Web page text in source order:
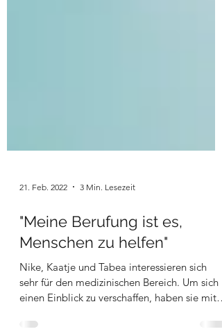
21. Feb. 2022 3 Min. Lesezeit
"Meine Berufung ist es,
Menschen zu helfen"
Nike, Kaatje und Tabea interessieren sich
einen Einblick zu verschaffen, haben sie mit